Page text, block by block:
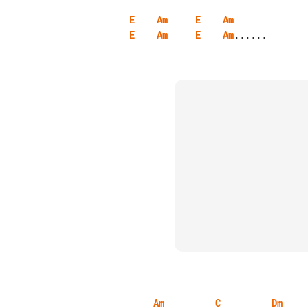
E Am E
Am
E
Am E Am......
Am C Dm